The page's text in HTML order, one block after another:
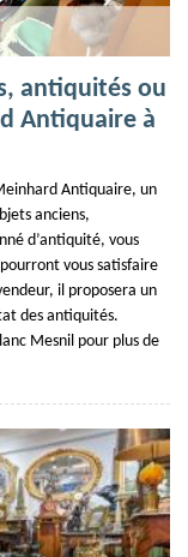
antiquités ou
Antiquaire à
Antiquaire, un
anciens,
d’antiquité, vous
vous satisfaire
il proposera un
des antiquités.
Mesnil pour plus de